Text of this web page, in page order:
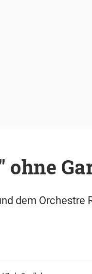
ohne
dem Orchestre